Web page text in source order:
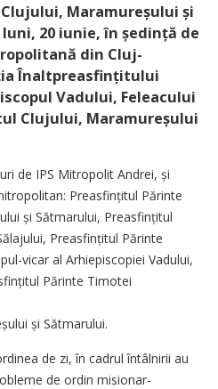
Maramureșului și
20 iunie, în ședință de
din Cluj-
Înaltpreasfințitului
Vadului, Feleacului
Clujului, Maramureșului
de IPS Mitropolit Andrei, și
Preasfințitul Părinte
și Sătmarului, Preasfințitul
Prea­sfințitul Părinte
vicar al Arhi­episcopiei Vadului,
Părinte Timotei
și Sătmarului.
de zi, în cadrul întâlnirii au
de ordin misionar-